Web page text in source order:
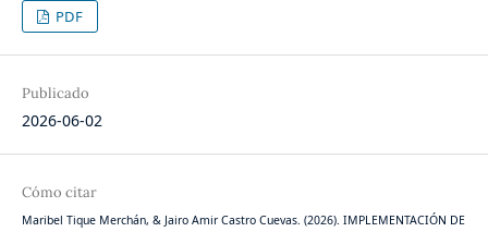
PDF
Publicado
2026-06-02
Cómo citar
Maribel Tique Merchán, & Jairo Amir Castro Cuevas. (2026). IMPLEMENTACIÓN DE